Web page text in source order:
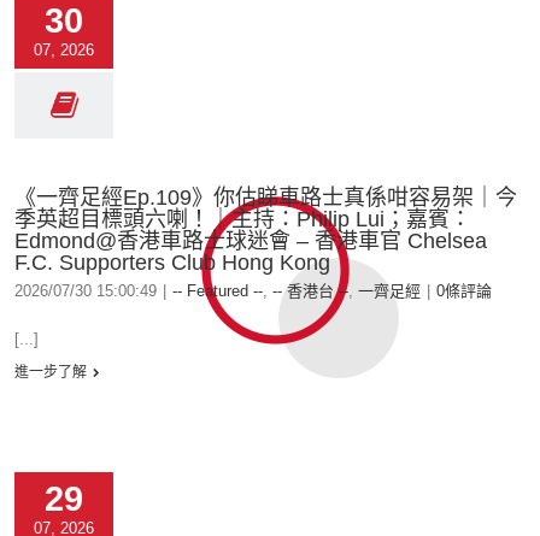
30
07, 2026
《一齊足經Ep.109》你估睇車路士真係咁容易架｜今
季英超目標頭六喇！｜主持：Philip Lui；嘉賓：
Edmond@香港車路士球迷會 – 香港車官 Chelsea
F.C. Supporters Club Hong Kong
2026/07/30 15:00:49 -- Featured --, -- 香港台 --, 一齊足經 0條評論
[...]
進一步了解
29
07, 2026